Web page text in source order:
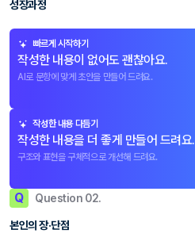
성장과정
빠르게 시작하기
작성한 내용이 없어도 괜찮아요.
AI로 문항에 맞게 초안을 만들어 드려요.
작성한 내용 다듬기
작성한 내용을 더 좋게 만들어 드려요.
구조와 표현을 구체적으로 개선해 드려요.
Q Question 02.
본인의 장·단점